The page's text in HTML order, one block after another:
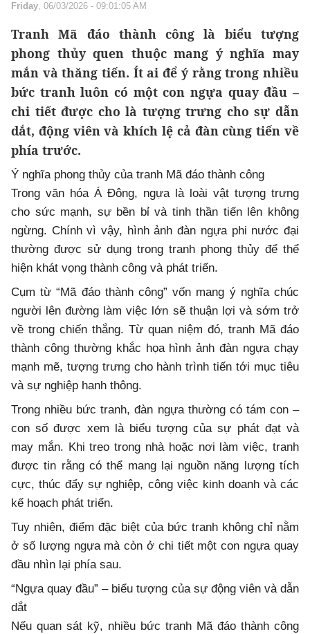
Friday, 06/03/2026 - 09:01:05 AM
Tranh Mã đáo thành công là biểu tượng
phong thủy quen thuộc mang ý nghĩa may
mắn và thăng tiến. Ít ai để ý rằng trong nhiều
bức tranh luôn có một con ngựa quay đầu –
chi tiết được cho là tượng trưng cho sự dẫn
dắt, động viên và khích lệ cả đàn cùng tiến về
phía trước.
Ý nghĩa phong thủy của tranh Mã đáo thành công
Trong văn hóa Á Đông, ngựa là loài vật tượng trưng
cho sức mạnh, sự bền bỉ và tinh thần tiến lên không
ngừng. Chính vì vậy, hình ảnh đàn ngựa phi nước đại
thường được sử dụng trong tranh phong thủy để thể
hiện khát vọng thành công và phát triển.
Cụm từ “Mã đáo thành công” vốn mang ý nghĩa chúc
người lên đường làm việc lớn sẽ thuận lợi và sớm trở
về trong chiến thắng. Từ quan niệm đó, tranh Mã đáo
thành công thường khắc họa hình ảnh đàn ngựa chạy
mạnh mẽ, tượng trưng cho hành trình tiến tới mục tiêu
và sự nghiệp hanh thông.
Trong nhiều bức tranh, đàn ngựa thường có tám con –
con số được xem là biểu tượng của sự phát đạt và
may mắn. Khi treo trong nhà hoặc nơi làm việc, tranh
được tin rằng có thể mang lại nguồn năng lượng tích
cực, thúc đẩy sự nghiệp, công việc kinh doanh và các
kế hoạch phát triển.
Tuy nhiên, điểm đặc biệt của bức tranh không chỉ nằm
ở số lượng ngựa mà còn ở chi tiết một con ngựa quay
đầu nhìn lại phía sau.
“Ngựa quay đầu” – biểu tượng của sự động viên và dẫn
dắt
Nếu quan sát kỹ, nhiều bức tranh Mã đáo thành công